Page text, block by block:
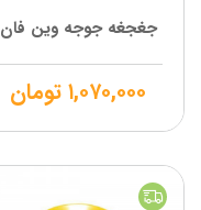
جغجغه جوجه وین فان
۱,۰۷۰,۰۰۰تومان